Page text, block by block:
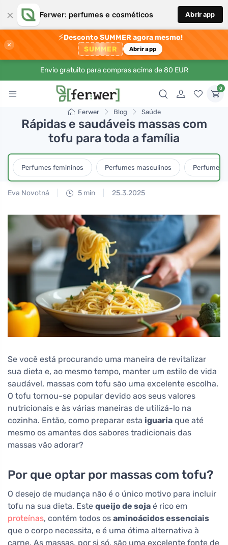
× Ferwer: perfumes e cosméticos Abrir app
×
⚡Desconto SUMMER agora mesmo!
SUMMER Abrir app
Envio gratuito para compras acima de 80 EUR
0
Ferwer Blog Saúde
Rápidas e saudáveis massas com
tofu para toda a família
Perfumes femininos Perfumes masculinos Perfumes
Eva Novotná 5 min 25.3.2025
Se você está procurando uma maneira de revitalizar
sua dieta e, ao mesmo tempo, manter um estilo de vida
saudável, massas com tofu são uma excelente escolha.
O tofu tornou-se popular devido aos seus valores
nutricionais e às várias maneiras de utilizá-lo na
cozinha. Então, como preparar esta iguaria que até
mesmo os amantes dos sabores tradicionais das
massas vão adorar?
Por que optar por massas com tofu?
O desejo de mudança não é o único motivo para incluir
tofu na sua dieta. Este queijo de soja é rico em
proteínas, contém todos os aminoácidos essenciais
que o corpo necessita, e é uma ótima alternativa à
carne. As massas, por si só, são uma excelente fonte de